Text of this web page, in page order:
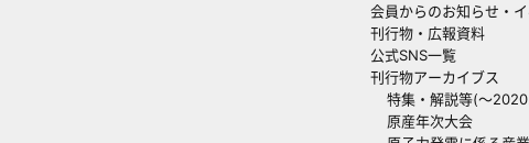
会員からのお知らせ・
刊行物・広報資料
公式SNS一覧
刊行物アーカイブス
特集・解説等(～
原産年次大会